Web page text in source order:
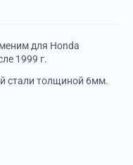
для Honda
1999 г.
стали толщиной 6мм.